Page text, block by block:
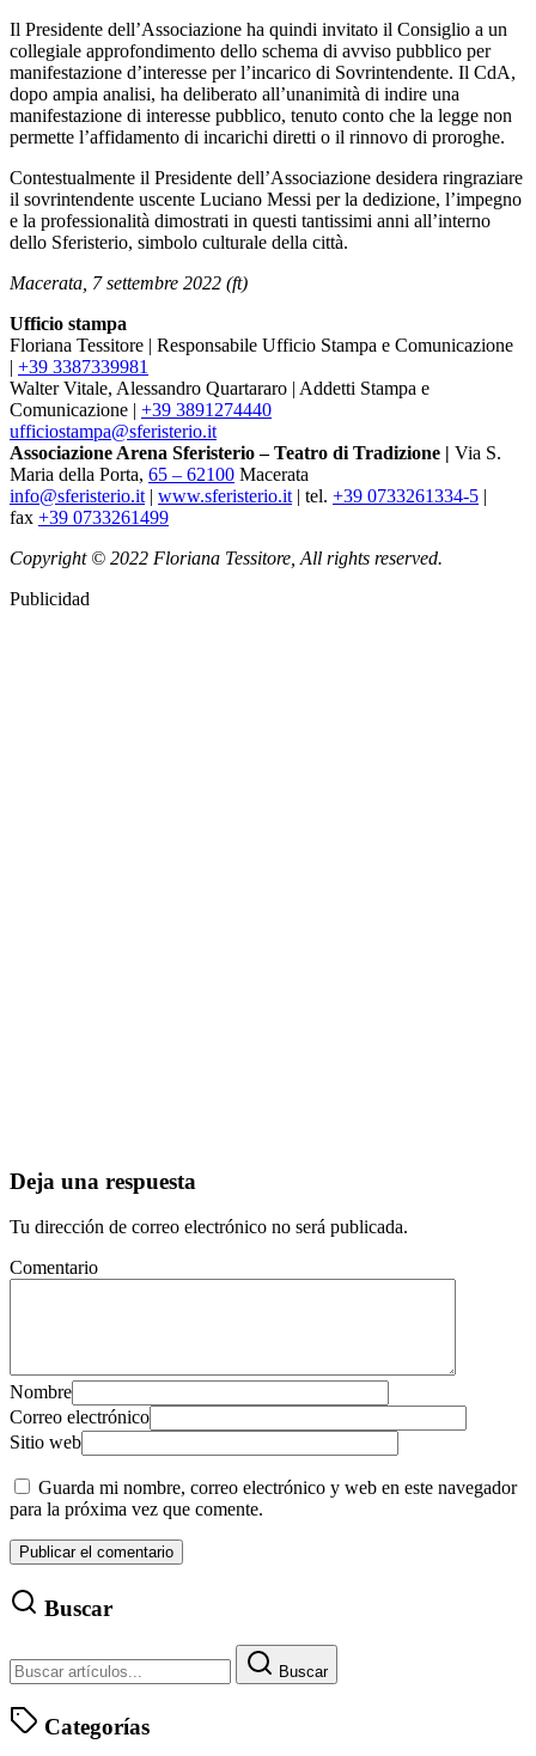
Il Presidente dell’Associazione ha quindi invitato il Consiglio a un
collegiale approfondimento dello schema di avviso pubblico per
manifestazione d’interesse per l’incarico di Sovrintendente. Il CdA,
dopo ampia analisi, ha deliberato all’unanimità di indire una
manifestazione di interesse pubblico, tenuto conto che la legge non
permette l’affidamento di incarichi diretti o il rinnovo di proroghe.
Contestualmente il Presidente dell’Associazione desidera ringraziare
il sovrintendente uscente Luciano Messi per la dedizione, l’impegno
e la professionalità dimostrati in questi tantissimi anni all’interno
dello Sferisterio, simbolo culturale della città.
Macerata, 7 settembre 2022 (ft)
Ufficio stampa
Floriana Tessitore | Responsabile Ufficio Stampa e Comunicazione
| +39 3387339981
Walter Vitale, Alessandro Quartararo | Addetti Stampa e
Comunicazione | +39 3891274440
ufficiostampa@sferisterio.it
Associazione Arena Sferisterio – Teatro di Tradizione | Via S.
Maria della Porta, 65 – 62100 Macerata
info@sferisterio.it | www.sferisterio.it | tel. +39 0733261334-5 |
fax +39 0733261499
Copyright © 2022 Floriana Tessitore, All rights reserved.
Publicidad
Deja una respuesta
Tu dirección de correo electrónico no será publicada.
Comentario
Nombre
Correo electrónico
Sitio web
Guarda mi nombre, correo electrónico y web en este navegador
para la próxima vez que comente.
Buscar
Buscar
Categorías